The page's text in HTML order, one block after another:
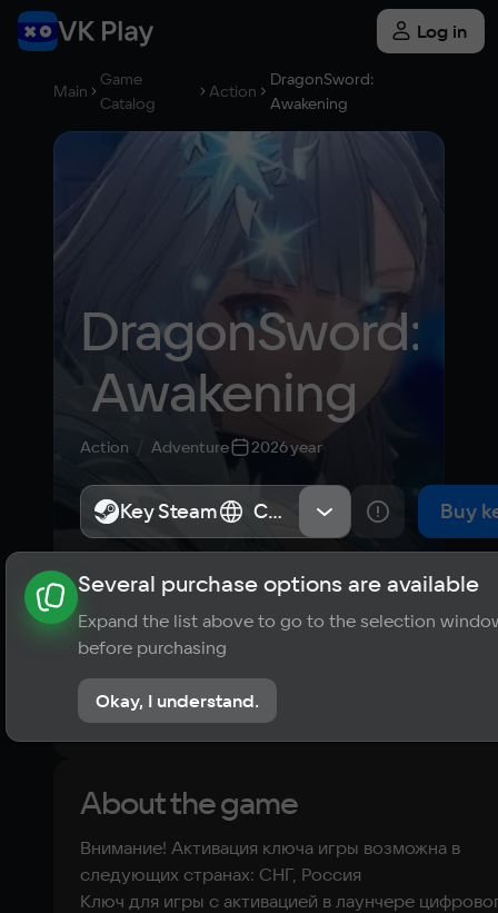
Log in
Main
Game
Catalog
Action
DragonSword:
Awakening
DragonSword:
Awakening
Action Adventure 2026 year
Key Steam СНГ, Россия Buy
About the game News Publications
? Player ratings
No reviews
About the game
Внимание! Активация ключа игры возможна в
следующих странах: СНГ, Россия
Ключ для игры с активацией в лаунчере
Key Steam СНГ, Россия
Several purchase options are available
Expand the list above to go to the selection
before purchasing
Okay, I understand.